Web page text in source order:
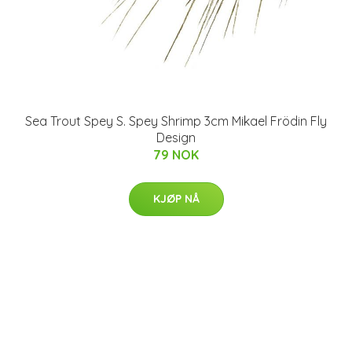
Sea Trout Spey S. Spey Shrimp 3cm Mikael Frödin Fly
Design
79 NOK
KJØP NÅ